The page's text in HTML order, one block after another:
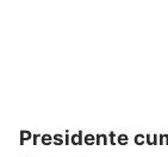
Presidente